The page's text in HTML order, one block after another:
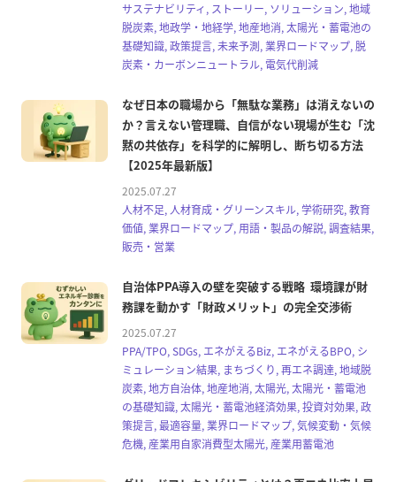
サステナビリティ, ストーリー, ソリューション, 地域
脱炭素, 地政学・地経学, 地産地消, 太陽光・蓄電池の
基礎知識, 政策提言, 未来予測, 業界ロードマップ, 脱
炭素・カーボンニュートラル, 電気代削減
なぜ日本の職場から「無駄な業務」は消えないの
か？言えない管理職、自信がない現場が生む「沈
黙の共依存」を科学的に解明し、断ち切る方法
【2025年最新版】
2025.07.27
人材不足, 人材育成・グリーンスキル, 学術研究, 教育
価値, 業界ロードマップ, 用語・製品の解説, 調査結果,
販売・営業
自治体PPA導入の壁を突破する戦略 環境課が財
務課を動かす「財政メリット」の完全交渉術
2025.07.27
PPA/TPO, SDGs, エネがえるBiz, エネがえるBPO, シ
ミュレーション結果, まちづくり, 再エネ調達, 地域脱
炭素, 地方自治体, 地産地消, 太陽光, 太陽光・蓄電池
の基礎知識, 太陽光・蓄電池経済効果, 投資対効果, 政
策提言, 最適容量, 業界ロードマップ, 気候変動・気候
危機, 産業用自家消費型太陽光, 産業用蓄電池